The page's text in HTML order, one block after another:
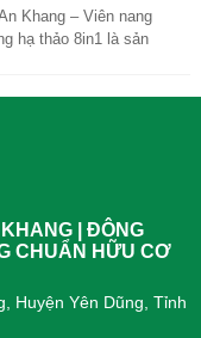
PHÁP SỨC KHỎE
Khang – Viên nang
hạ thảo 8in1 là sản
| ĐÔNG
CHUẨN HỮU CƠ
Huyện Yên Dũng, Tỉnh